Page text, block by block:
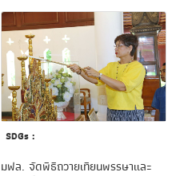
SDGs :
มฟล. จัดพิธีถวายเทียนพรรษาและ